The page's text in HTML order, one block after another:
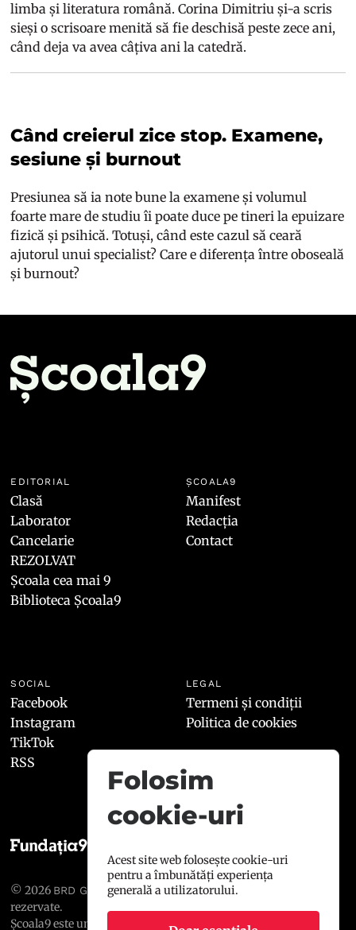
limba și literatura română. Corina Dimitriu și-a scris
sieși o scrisoare menită să fie deschisă peste zece ani,
când deja va avea câțiva ani la catedră.
Când creierul zice stop. Examene,
sesiune și burnout
Presiunea să ia note bune la examene și volumul
foarte mare de studiu îi poate duce pe tineri la epuizare
fizică și psihică. Totuși, când este cazul să ceară
ajutorul unui specialist? Care e diferența între oboseală
și burnout?
EDITORIAL
Clasă
Laborator
Cancelarie
REZOLVAT
Școala cea mai 9
Biblioteca Școala9
ȘCOALA9
Manifest
Redacția
Contact
SOCIAL
Facebook
Instagram
TikTok
RSS
LEGAL
Termeni și condiții
Politica de cookies
© 2026 BRD GROUPE SOCIÉTÉ GÉNÉRALE
rezervate.
Școala9 este un proiect susținut de
BRD GROUPE SOCIÉTÉ
Folosim
cookie-uri
Acest site web folosește cookie-uri
pentru a îmbunătăți experiența
generală a utilizatorului.